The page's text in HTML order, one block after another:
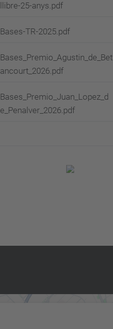
llibre-25-anys.pdf
Bases-TR-2025.pdf
Bases_Premio_Agustin_de_Bet
ancourt_2026.pdf
Bases_Premio_Juan_Lopez_d
e_Penalver_2026.pdf